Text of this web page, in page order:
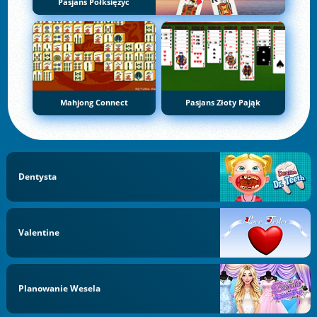
Pasjans Półksiężyc
Mahjong Connect Pasjans Złoty Pająk
Dentysta
Valentine
Planowanie Wesela